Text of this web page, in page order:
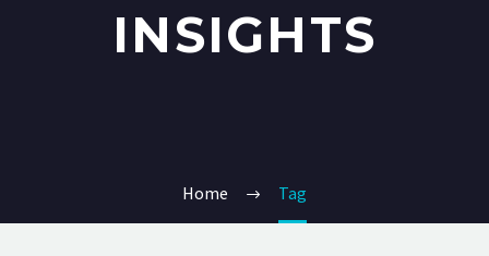
INSIGHTS
Home Tag